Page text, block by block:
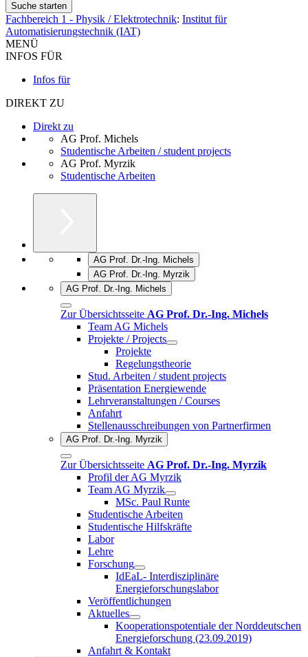
Fachbereich 1 - Physik / Elektrotechnik: Institut für
Automatisierungstechnik (IAT)
MENÜ
INFOS FÜR
Infos für
DIREKT ZU
Direkt zu
AG Prof. Michels
Studentische Arbeiten / student projects
AG Prof. Myrzik
Studentische Arbeiten
AG Prof. Dr.-Ing. Michels
AG Prof. Dr.-Ing. Myrzik
AG Prof. Dr.-Ing. Michels
Zur Übersichtsseite AG Prof. Dr.-Ing. Michels
Team AG Michels
Projekte / Projects
Projekte
Regelungstheorie
Stud. Arbeiten / student projects
Präsentation Energiewende
Lehrveranstaltungen / Courses
Anfahrt
Stellenausschreibungen von Partnerfirmen
AG Prof. Dr.-Ing. Myrzik
Zur Übersichtsseite AG Prof. Dr.-Ing. Myrzik
Profil der AG Myrzik
Team AG Myrzik
MSc. Paul Runte
Studentische Arbeiten
Studentische Hilfskräfte
Labor
Lehre
Forschung
IdEaL- Interdisziplinäre
Energieforschungslabor
Veröffentlichungen
Aktuelles
Kooperationspotentiale der Norddeutschen
Energieforschung (23.09.2019)
Anfahrt & Kontakt